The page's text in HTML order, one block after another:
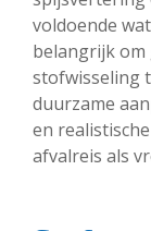
voldoende
belangrijk om
stofwisseling
duurzame
en
afvalreis als